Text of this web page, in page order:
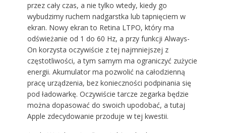
przez cały czas, a nie tylko wtedy, kiedy go
wybudzimy ruchem nadgarstka lub tapnięciem w
ekran. Nowy ekran to Retina LTPO, który ma
odświeżanie od 1 do 60 Hz, a przy funkcji Always-
On korzysta oczywiście z tej najmniejszej z
częstotliwości, a tym samym ma ograniczyć zużycie
energii. Akumulator ma pozwolić na całodzienną
pracę urządzenia, bez konieczności podpinania się
pod ładowarkę. Oczywiście tarcze zegarka będzie
można dopasować do swoich upodobać, a tutaj
Apple zdecydowanie przoduje w tej kwestii.